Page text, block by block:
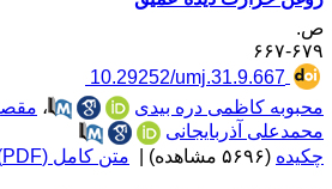
۶۶۷
‎ 10.29252/umj.31.9.667
کاظمی دره بیدی
،
آذربایجانی
(۵۶۹۶ مشاهده) | متن کامل (PDF) (۱۵۸۵ دریافت)